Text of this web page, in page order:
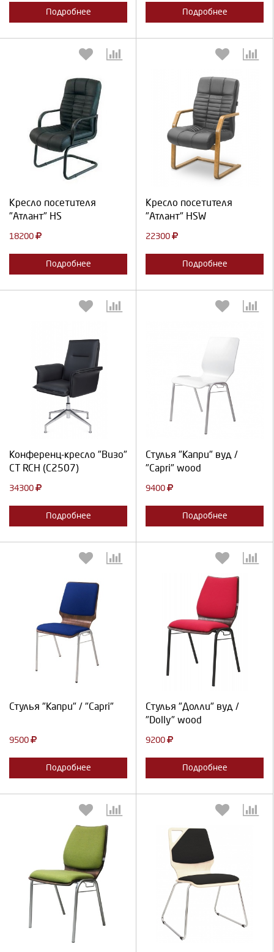
Подробнее Подробнее
Кресло посетителя
"Атлант" HS
18200
Подробнее
Выберите количество:
Кресло посетителя
"Атлант" HSW
22300
Подробнее
Выберите количество:
Конференц-кресло "Визо"
СТ RCH (C2507)
34300
Подробнее
Выберите количество:
Стулья "Капри" вуд /
"Capri" wood
9400
Подробнее
Выберите количество:
Стулья "Капри" / "Capri"
9500
Подробнее
Выберите количество:
Стулья "Долли" вуд /
"Dolly" wood
9200
Подробнее
Выберите количество:
Выберите количество: Выберите количество: